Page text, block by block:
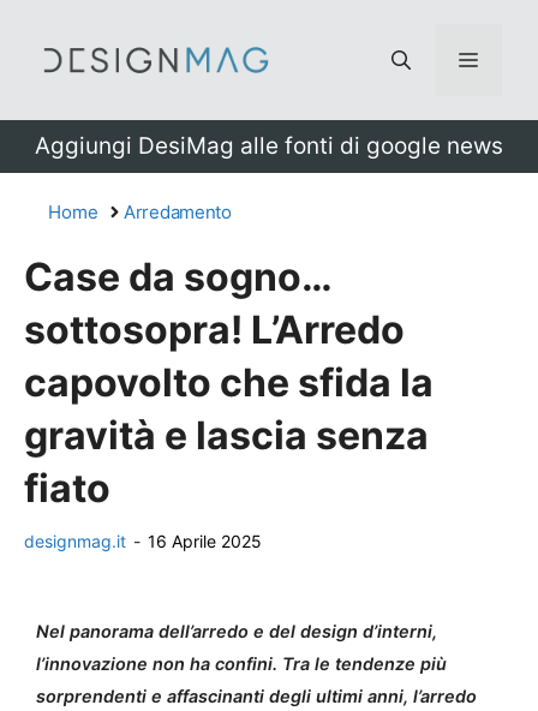
Menu
Aggiungi DesiMag alle fonti di google news
Home Arredamento
Case da sogno…
sottosopra! L’Arredo
capovolto che sfida la
gravità e lascia senza
fiato
designmag.it - 16 Aprile 2025
Nel panorama dell’arredo e del design d’interni,
l’innovazione non ha confini. Tra le tendenze più
sorprendenti e affascinanti degli ultimi anni, l’arredo